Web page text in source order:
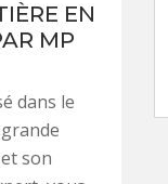
EN
MP
dans le
son